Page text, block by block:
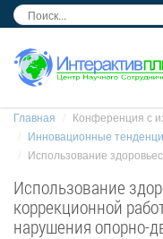
Главная
Конференция с
Инновационные
Использование
Использование
коррекционной
нарушения опорно-